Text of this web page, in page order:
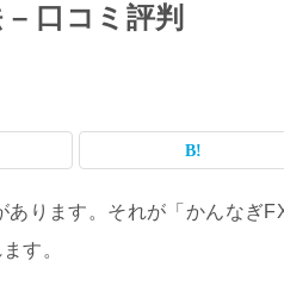
口コミ評判
ります。それが「かんなぎ
す。